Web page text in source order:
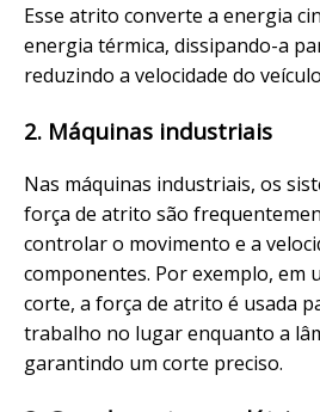
Esse atrito converte a energia
energia térmica, dissipando-a
reduzindo a velocidade do
2. Máquinas industriais
Nas máquinas industriais, os
força de atrito são
controlar o movimento e a
componentes. Por exemplo, em
corte, a força de atrito é usada
trabalho no lugar enquanto a
garantindo um corte preciso.